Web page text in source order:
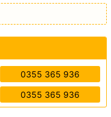
0355 365 936
0355 365 936